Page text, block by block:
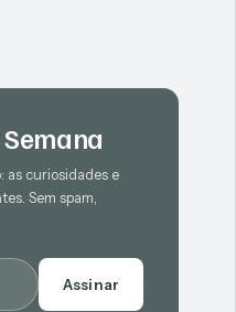
as curiosidades e
Sem spam,
Assinar